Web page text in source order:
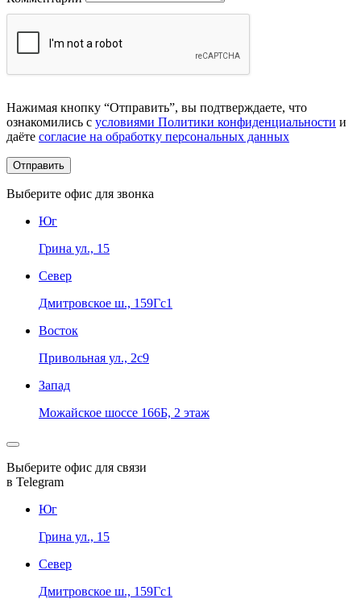
Нажимая кнопку “Отправить”, вы подтверждаете, что
ознакомились с условиями Политики конфиденциальности и
даёте согласие на обработку персональных данных
Выберите офис для звонка
Юг
Грина ул., 15
Север
Дмитровское ш., 159Гс1
Восток
Привольная ул., 2с9
Запад
Можайское шоссе 166Б, 2 этаж
Выберите офис для связи
в Telegram
Юг
Грина ул., 15
Север
Дмитровское ш., 159Гс1